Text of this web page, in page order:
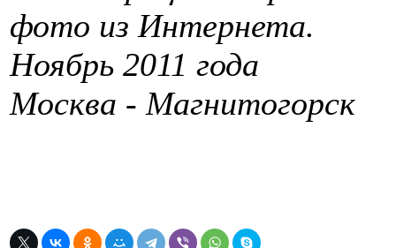
фото из Интернета.
Ноябрь 2011 года
Москва - Магнитогорск